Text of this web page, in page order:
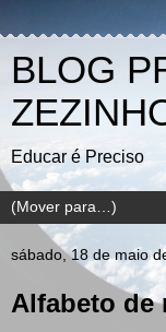
BLOG
Educar é Preciso
sábado, 18 de maio
Alfabeto de